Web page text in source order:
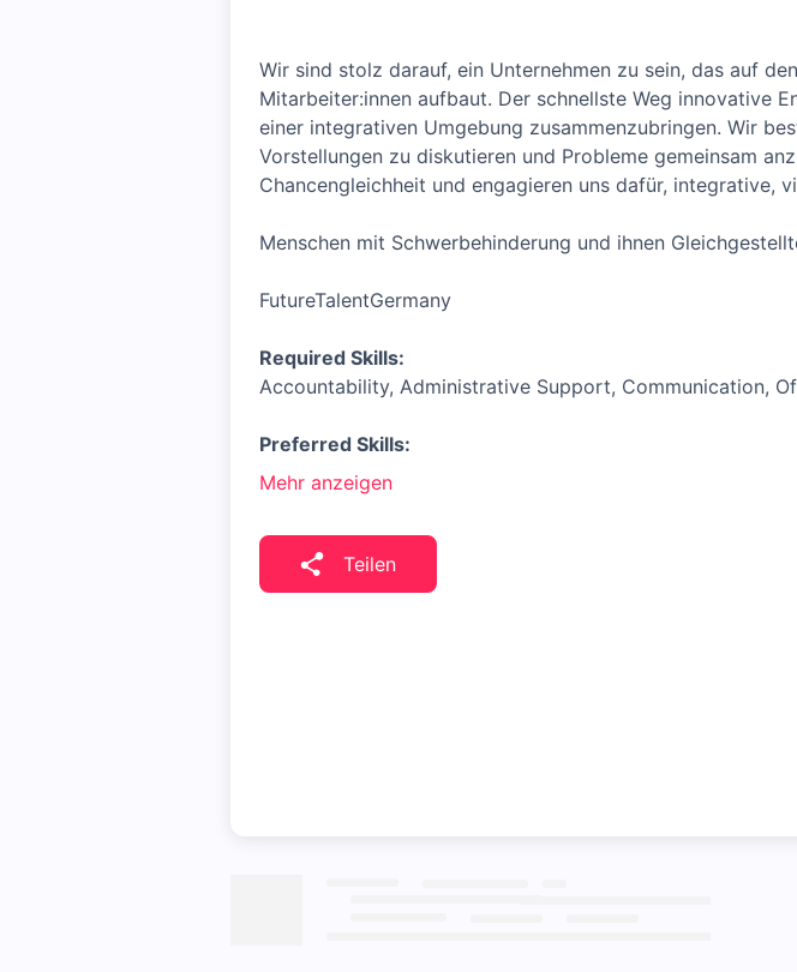
Wir sind stolz darauf, ein Unternehmen zu sein, das auf
Mitarbeiter:innen aufbaut. Der schnellste Weg innovative
einer integrativen Umgebung zusammenzubringen. Wir
Vorstellungen zu diskutieren und Probleme gemeinsam
Chancengleichheit und engagieren uns dafür, integrative,
Menschen mit Schwerbehinderung und ihnen
FutureTalentGermany
Required Skills:
Accountability, Administrative Support, Communication,
Preferred Skills:
Mehr anzeigen
Teilen